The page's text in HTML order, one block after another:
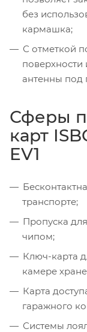
без
кармашка;
С отметкой
поверхности
антенны под
Сферы
карт
EV1
транспорте;
Пропуска
чипом;
Ключ-карта
камере
Карта
гаражного
Системы